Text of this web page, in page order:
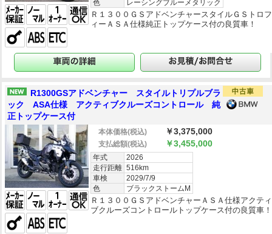
色
レーシングブルーメタリック
Ｒ１３００ＧＳアドベンチャースタイルＧＳトロフ
ィーＡＳＡ仕様純正トップケース付の良質車！
R1300GSアドベンチャー スタイルトリプルブラ
ック ASA仕様 アクティブクルーズコントロール 純
正トップケース付
本体価格(税込) ￥3,375,000
支払総額(税込) ￥3,455,000
年式
2026
走行距離 516km
車検
2029/7/9
色
ブラックストームM
Ｒ１３００ＧＳアドベンチャーＡＳＡ仕様アクティ
ブクルーズコントロールトップケース付の良質車！